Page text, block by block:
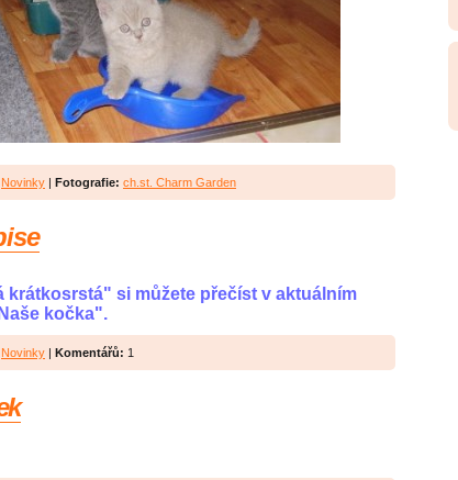
Novinky | Fotografie: ch.st. Charm Garden
krátkosrstá" si můžete přečíst v aktuálním
kočka".
Novinky | Komentářů: 1